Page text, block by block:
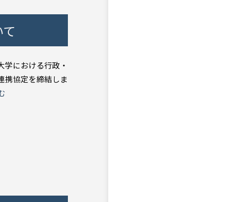
における行政・
携協定を締結しま